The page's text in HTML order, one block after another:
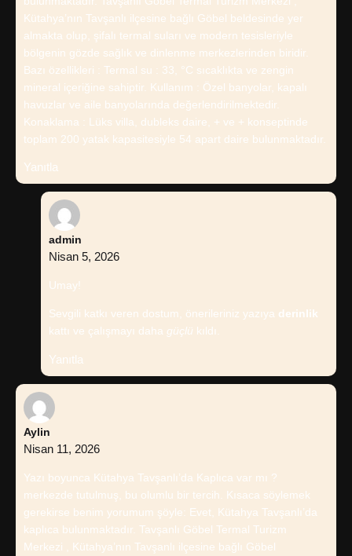
Kütahya’nın Tavşanlı ilçesine bağlı Göbel beldesinde yer
almakta olup, şifalı termal suları ve modern tesisleriyle
bölgenin gözde sağlık ve dinlenme merkezlerinden biridir.
Bazı özellikleri : Termal su : 33, °C sıcaklıkta ve zengin
mineral içeriğine sahiptir. Kullanım : Özel banyolar, kapalı
havuzlar ve aile banyolarında değerlendirilmektedir.
Konaklama : Lüks villa, dubleks daire, + ve + konseptinde
toplam 200 yatak kapasitesiyle 54 apart daire bulunmaktadır.
Yanıtla
admin
Nisan 5, 2026
Umay!
Sevgili katkı veren dostum, önerileriniz yazıya derinlik
kattı ve çalışmayı daha güçlü kıldı.
Yanıtla
Aylin
Nisan 11, 2026
Yazı boyunca Kütahya Tavşanlı’da Kaplıca var mı ?
merkezde tutulmuş, bu olumlu bir tercih. Kısaca söylemek
gerekirse benim yorumum şöyle: Evet, Kütahya Tavşanlı’da
kaplıca bulunmaktadır. Tavşanlı Göbel Termal Turizm
Merkezi , Kütahya’nın Tavşanlı ilçesine bağlı Göbel